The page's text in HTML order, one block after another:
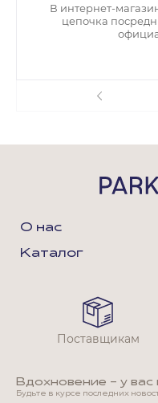
В интернет-
цепочка
О нас
Каталог
Вдохновение - у вас
Будьте в курсе последних
Поставщикам